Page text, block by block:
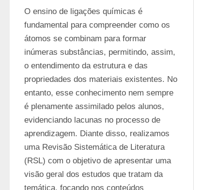
O ensino de ligações químicas é
fundamental para compreender como os
átomos se combinam para formar
inúmeras substâncias, permitindo, assim,
o entendimento da estrutura e das
propriedades dos materiais existentes. No
entanto, esse conhecimento nem sempre
é plenamente assimilado pelos alunos,
evidenciando lacunas no processo de
aprendizagem. Diante disso, realizamos
uma Revisão Sistemática de Literatura
(RSL) com o objetivo de apresentar uma
visão geral dos estudos que tratam da
temática, focando nos conteúdos